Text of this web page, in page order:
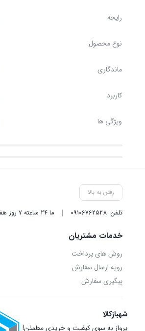
رایحه
نوع محصول
ماندگاری
کاربرد
ویژگی ها
رفتن به بالا
تلفن09106762528 ما ۲۴ ساعته ۷ روز هفته پاسخگوی شما هستیم.
خدمات مشتریان
روش‌ های پرداخت
رویه ارسال سفارش
پیگیری سفارش
شهبازکالا
پرواز به سوی کیفیت و خریدی مطمئن!